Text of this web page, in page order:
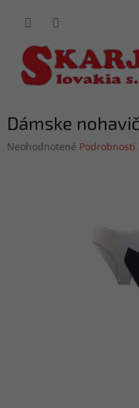
Dámske
Priemerné
Neohodnotené